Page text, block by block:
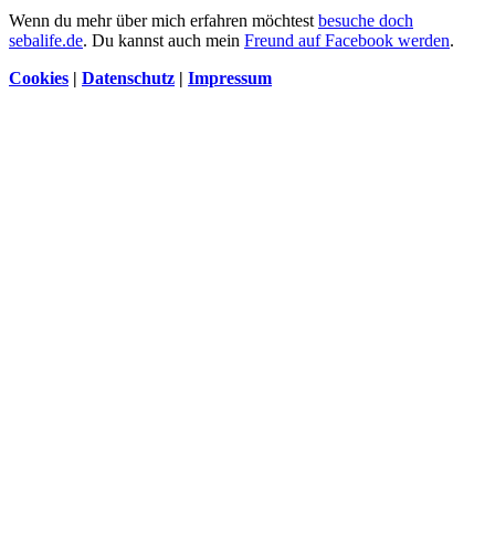
Wenn du mehr über mich erfahren möchtest besuche doch
sebalife.de. Du kannst auch mein Freund auf Facebook werden.
Cookies | Datenschutz | Impressum